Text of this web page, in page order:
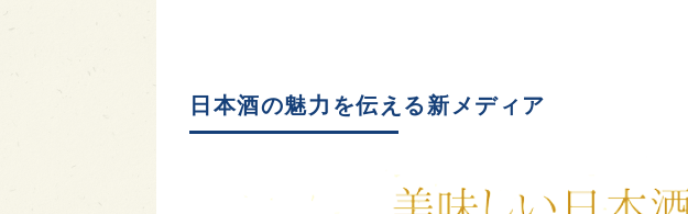
日本酒の魅力を伝える新メディア